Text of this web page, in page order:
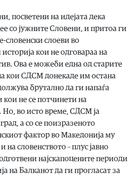
посветени на идејата дека
со јужните Словени, и притоа ги
словенски слоеви во
кои не одговараа на
Ова е можеби една од старите
кои СДСМ донекаде им остана
брутално да ги напаѓа
кои не се потчинети на
Но, во исто време, СДСМ ја
а со се поизразеното
фактор во Македонија му
на словенството – плус јавно
најскапоцените периоди
на Балканот да ги прогласат за